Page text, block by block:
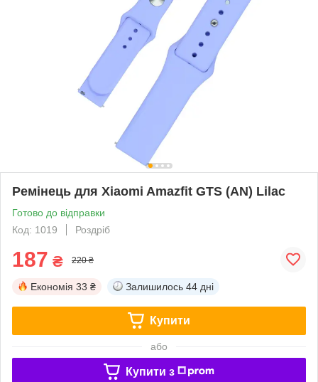
Ремінець для Xiaomi Amazfit GTS (AN) Lilac
Готово до відправки
Код: 1019
Роздріб
187 ₴ 220 ₴
Економія 33 ₴ Залишилось 44 дні
Купити
або
Купити з